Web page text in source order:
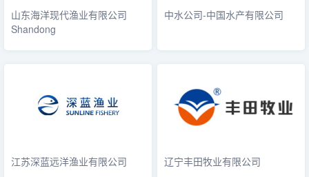
山东海洋现代渔业有限公司
Shandong
中水公司-中国水产有限公司
江苏深蓝远洋渔业有限公司 辽宁丰田牧业有限公司